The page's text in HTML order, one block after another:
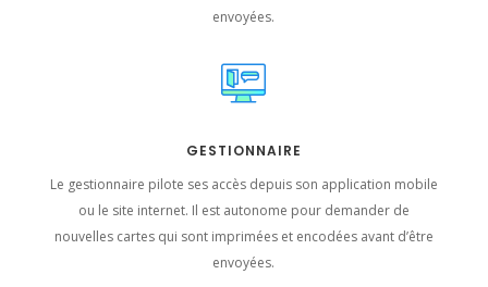
envoyées.
GESTIONNAIRE
Le gestionnaire pilote ses accès depuis son application mobile
ou le site internet. Il est autonome pour demander de
nouvelles cartes qui sont imprimées et encodées avant d’être
envoyées.